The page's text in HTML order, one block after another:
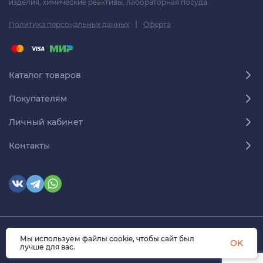
изделия, химические реактивы, лабораторная посуда.
Политика персональных данных | Оферта
Каталог товаров
Покупателям
Личный кабинет
Контакты
© 2026 himmedsnab.ru. Все права защищены
Мы используем файлы cookie, чтобы сайт был
лучше для вас.
OK